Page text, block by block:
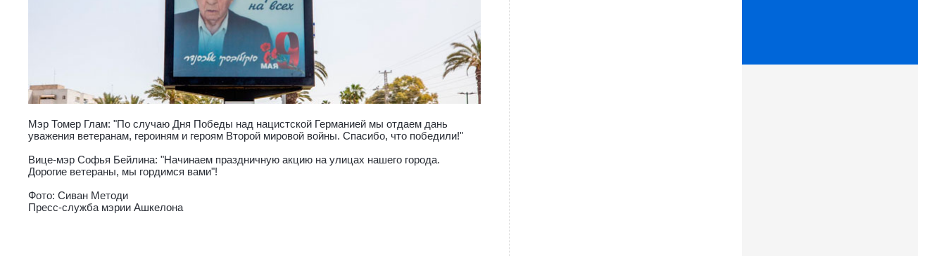
Мэр Томер Глам: "По случаю Дня Победы над нацистской Германией мы отдаем дань
уважения ветеранам, героиням и героям Второй мировой войны. Спасибо, что победили!"
Вице-мэр Софья Бейлина: "Начинаем праздничную акцию на улицах нашего города.
Дорогие ветераны, мы гордимся вами"!
Фото: Сиван Методи
Пресс-служба мэрии Ашкелона